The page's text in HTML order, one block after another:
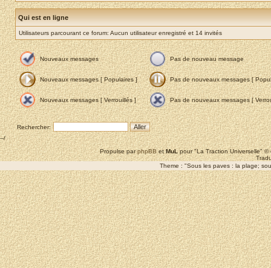
Qui est en ligne
Utilisateurs parcourant ce forum: Aucun utilisateur enregistré et 14 invités
Nouveaux messages Pas de nouveau message
Nouveaux messages [ Populaires ] Pas de nouveaux messages [
Nouveaux messages [ Verrouillés ] Pas de nouveaux messages [
Rechercher:
--/
Propulse parphpBBetMuLpour "La Traction Universelle"
Theme : "Sous les paves : la plage;